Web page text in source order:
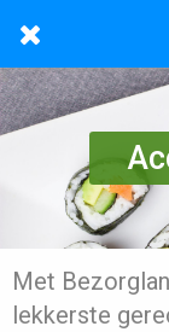
Met
lekkerste